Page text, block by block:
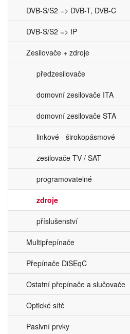
DVB-S/S2 => DVB-T, DVB-C
DVB-S/S2 => IP
Zesilovače + zdroje
předzesilovače
domovní zesilovače ITA
domovní zesilovače STA
linkové - širokopásmové
zesilovače TV / SAT
programovatelné
zdroje
příslušenství
Multipřepínače
Přepínače DiSEqC
Ostatní přepínače a slučovače
Optické sítě
Pasivní prvky